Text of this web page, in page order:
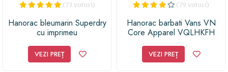
(73 voturi)
Hanorac bleumarin Superdry
cu imprimeu
VEZI PREȚ
(79 voturi)
Hanorac barbati Vans VN
Core Apparel VQLHKFH
VEZI PREȚ